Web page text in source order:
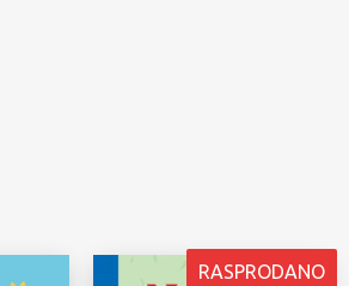
RASPRODANO